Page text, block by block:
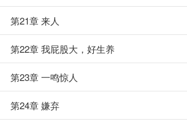
第21章 来人
第22章 我屁股大，好生养
第23章 一鸣惊人
第24章 嫌弃